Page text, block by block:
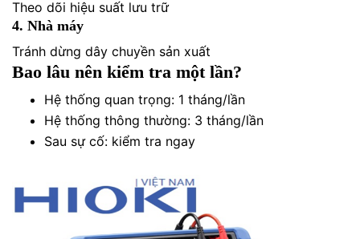
Theo dõi hiệu suất lưu trữ
4. Nhà máy
Tránh dừng dây chuyền sản xuất
Bao lâu nên kiểm tra một lần?
Hệ thống quan trọng: 1 tháng/lần
Hệ thống thông thường: 3 tháng/lần
Sau sự cố: kiểm tra ngay